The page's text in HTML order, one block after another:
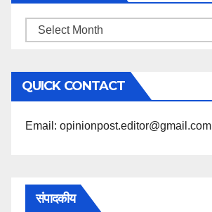
महिने
अनुसार
पढ़ें
QUICK CONTACT
Email: opinionpost.editor@gmail.com
संपादकीय